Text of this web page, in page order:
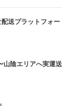
送プラットフォー
陰エリアへ実運送